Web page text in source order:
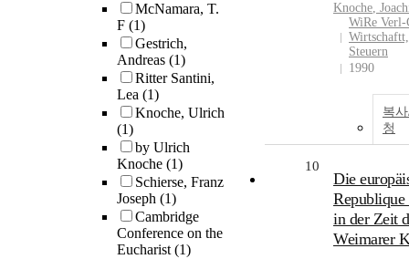
McNamara, T.
F (1)
Gestrich,
Andreas (1)
Ritter Santini,
Lea (1)
Knoche, Ulrich
(1)
by Ulrich
Knoche (1)
Schierse, Franz
Joseph (1)
Cambridge
Conference on the
Eucharist(1)
Knoche,
WiRe
Steuern
1990
복
청
10
Die
Republique
in der Zeit
Weimarer